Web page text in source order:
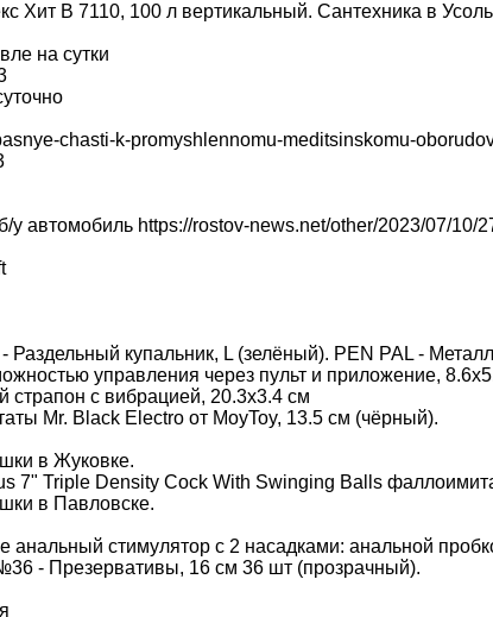
Хит В 7110, 100 л вертикальный. Сантехника в
на сутки
chasti-k-promyshlennomu-meditsinskomu-
у автомобиль https://rostov-news.net/other/2023/07/10/
Раздельный купальник, L (зелёный). PEN PAL -
управления через пульт и приложение,
страпон с вибрацией, 20.3х3.4 см
Mr. Black Electro от MoyToy, 13.5 см (чёрный).
в Жуковке.
7" Triple Density Cock With Swinging Balls
в Павловске.
анальный стимулятор с 2 насадками: анальной
- Презервативы, 16 см 36 шт (прозрачный).